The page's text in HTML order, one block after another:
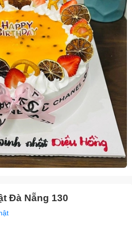
Đà Nẵng 130